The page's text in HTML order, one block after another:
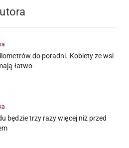
do poradni. Kobiety ze wsi
łatwo
będzie trzy razy więcej niż przed